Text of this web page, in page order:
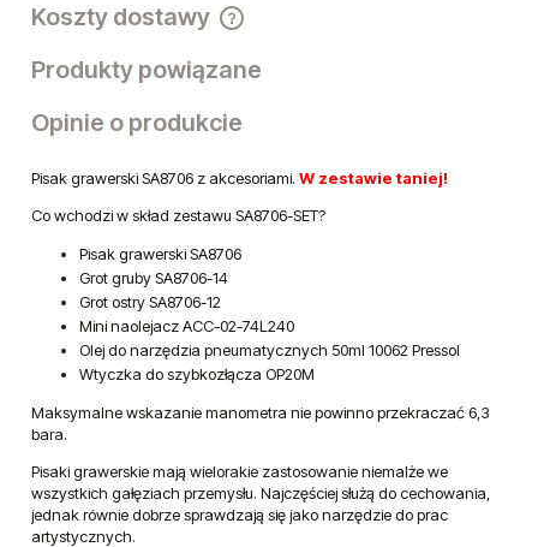
Koszty dostawy
Cena nie zawiera ewentualnych kosztów płatności
Produkty powiązane
Opinie o produkcie
Pisak grawerski SA8706 z akcesoriami. W zestawie taniej!
Co wchodzi w skład zestawu SA8706-SET?
Pisak grawerski SA8706
Grot gruby SA8706-14
Grot ostry SA8706-12
Mini naolejacz ACC-02-74L240
Olej do narzędzia pneumatycznych 50ml 10062 Pressol
Wtyczka do szybkozłącza OP20M
Maksymalne wskazanie manometra nie powinno przekraczać 6,3
bara.
Pisaki grawerskie mają wielorakie zastosowanie niemalże we
wszystkich gałęziach przemysłu. Najczęściej służą do cechowania,
jednak równie dobrze sprawdzają się jako narzędzie do prac
artystycznych.